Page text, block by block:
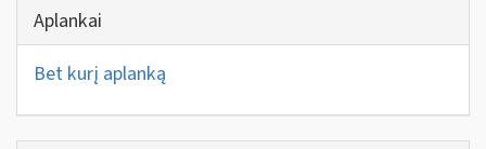
Aplankai
Bet kurį aplanką